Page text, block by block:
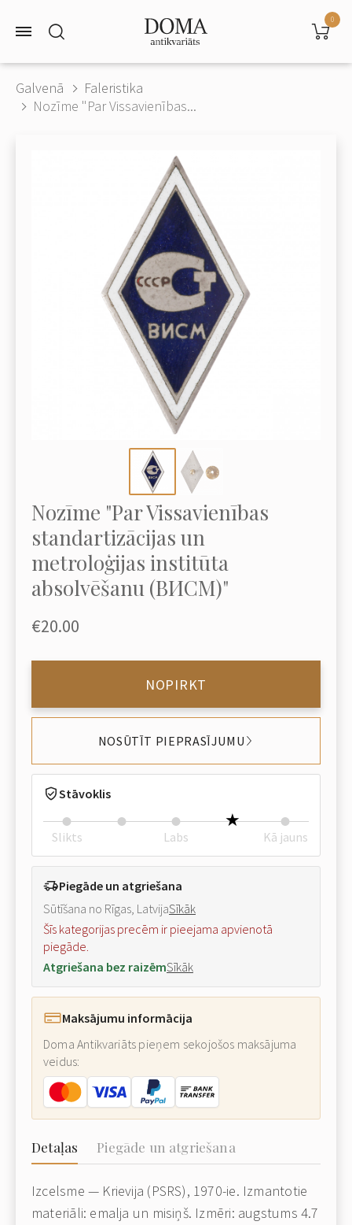
0
Galvenā
Faleristika
Nozīme "Par Vissavienības...
Nozīme "Par Vissavienības
standartizācijas un
metroloģijas institūta
absolvēšanu (ВИСМ)"
€20.00
NOPIRKT
NOSŪTĪT PIEPRASĪJUMU
Stāvoklis
Slikts Labs Kā jauns
Piegāde un atgriešana
Sūtīšana no Rīgas, LatvijaSīkāk
Šīs kategorijas precēm ir pieejama apvienotā
piegāde.
Atgriešana bez raizēmSīkāk
Maksājumu informācija
Doma Antikvariāts pieņem sekojošos maksājuma
veidus:
Detaļas Piegāde un atgriešana
Izcelsme — Krievija (PSRS), 1970-ie. Izmantotie
materiāli: emalja un misiņš. Izmēri: augstums 4.7